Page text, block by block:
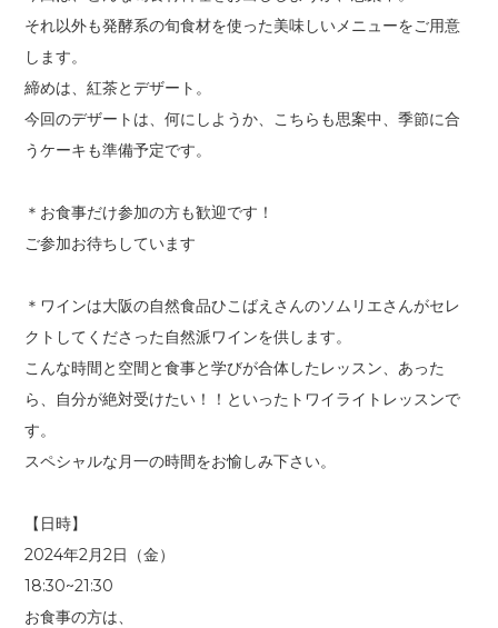
それ以外も発酵系の旬食材を使った美味しいメニューをご用意
します。
締めは、紅茶とデザート。
今回のデザートは、何にしようか、こちらも思案中、季節に合
うケーキも準備予定です。
＊お食事だけ参加の方も歓迎です！
ご参加お待ちしています
＊ワインは大阪の自然食品ひこばえさんのソムリエさんがセレ
クトしてくださった自然派ワインを供します。
こんな時間と空間と食事と学びが合体したレッスン、あった
ら、自分が絶対受けたい！！といったトワイライトレッスンで
す。
スペシャルな月一の時間をお愉しみ下さい。
【日時】
2024年2月2日（金）
18:30~21:30
お食事の方は、